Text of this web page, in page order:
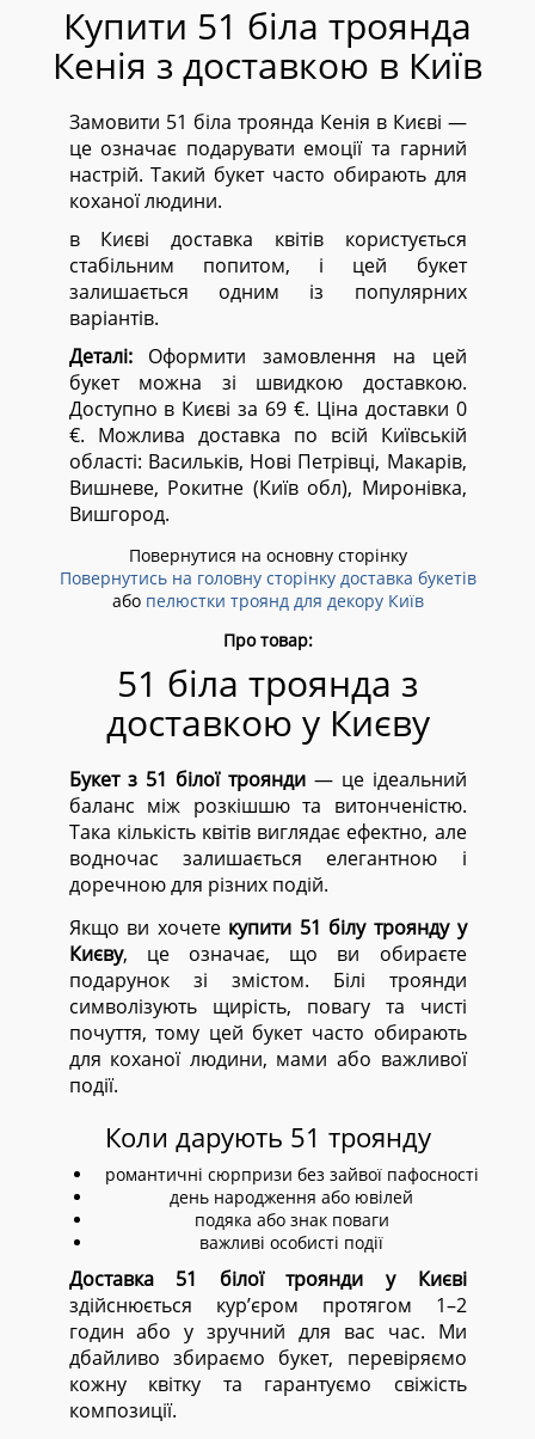
Купити 51 біла троянда
Кенія з доставкою в Київ
Замовити 51 біла троянда Кенія в Києві —
це означає подарувати емоції та гарний
настрій. Такий букет часто обирають для
коханої людини.
в Києві доставка квітів користується
стабільним попитом, і цей букет
залишається одним із популярних
варіантів.
Деталі:Оформити замовлення на цей
букет можна зі швидкою доставкою.
Доступно в Києві за 69 €. Ціна доставки 0
€. Можлива доставка по всій Київській
області: Васильків, Нові Петрівці, Макарів,
Вишневе, Рокитне (Київ обл), Миронівка,
Вишгород.
Повернутися на основну сторінку
Повернутись на головну сторінку доставка букетів
або пелюстки троянд для декору Київ
Про товар:
51 біла троянда з
доставкою у Києву
Букет з 51 білої троянди— це ідеальний
баланс між розкішшю та витонченістю.
Така кількість квітів виглядає ефектно, але
водночас залишається елегантною і
доречною для різних подій.
Якщо ви хочете купити 51 білу троянду у
Києву, це означає, що ви обираєте
подарунок зі змістом. Білі троянди
символізують щирість, повагу та чисті
почуття, тому цей букет часто обирають
для коханої людини, мами або важливої
події.
Коли дарують 51 троянду
романтичні сюрпризи без зайвої пафосності
день народження або ювілей
подяка або знак поваги
важливі особисті події
Доставка 51 білої троянди у Києві
здійснюється кур’єром протягом 1–2
годин або у зручний для вас час. Ми
дбайливо збираємо букет, перевіряємо
кожну квітку та гарантуємо свіжість
композиції.